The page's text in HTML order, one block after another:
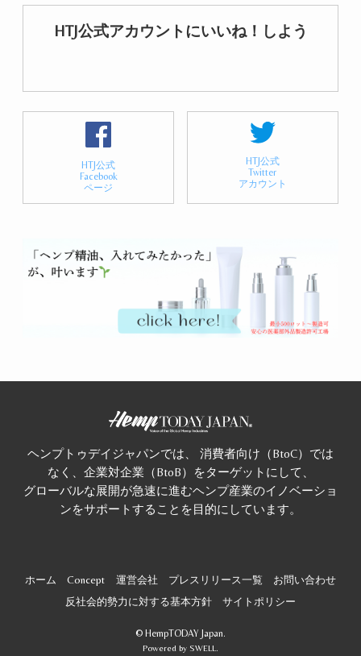
HTJ公式アカウントにいいね！しよう
HTJ公式
Facebook
ページ
HTJ公式
Twitter
アカウント
ヘンプトゥデイジャパンでは、 消費者向け（BtoC）では
なく、企業対企業（BtoB）をターゲットにして、
グローバルな展開が急速に進むヘンプ産業のイノベーショ
ンをサポートすることを目的にしています。
ホーム Concept 運営会社 プレスリリース一覧
お問い合わせ
反社会的勢力に対する基本方針
サイトポリシー
© HempTODAY Japan.
Powered by SWELL.